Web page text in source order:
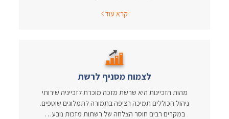
קרא עוד
לצמוח מסניף לרשת
מהות הזכיינות היא שרשת מזכה מוכרת לזכייניה שירותי
ניהול הכוללים תמיכה רציפה בתמורה לתמלוגים שוטפים.
במקרים רבים חוסר הצלחה של רשתות מזכות נובע…